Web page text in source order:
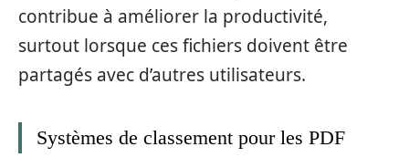
contribue à améliorer la productivité,
surtout lorsque ces fichiers doivent être
partagés avec d’autres utilisateurs.
Systèmes de classement pour les PDF